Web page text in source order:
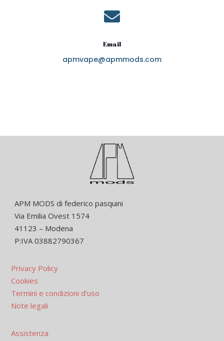

Email
apmvape@apmmods.com
APM MODS di federico pasquini
Via Emilia Ovest 1574
41123 – Modena
P:IVA 03882790367
Privacy Policy
Cookies
Termini e condizioni d’uso
Note legali
Assistenza